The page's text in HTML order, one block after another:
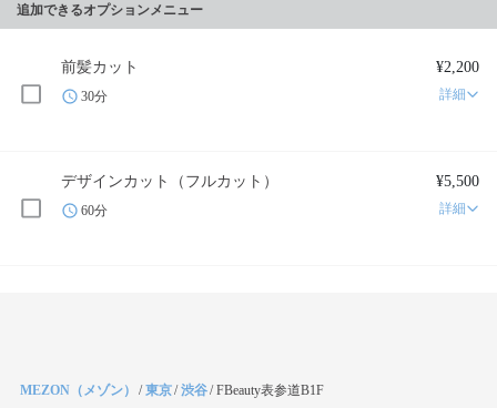
追加できるオプションメニュー
前髪カット ¥2,200
30分 詳細
デザインカット（フルカット） ¥5,500
60分 詳細
MEZON（メゾン） /東京/渋谷/FBeauty表参道B1F